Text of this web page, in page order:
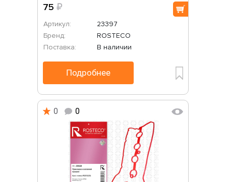
75 ₽
Артикул:
23397
Бренд:
ROSTECO
Поставка:
В наличии
Подробнее
0 0